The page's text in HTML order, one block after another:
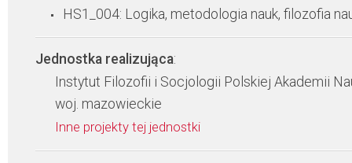
HS1_004: Logika, metodologia nauk, filozofia
Jednostka realizująca:
Instytut Filozofii i Socjologii Polskiej Akademii
woj. mazowieckie
Inne projekty tej jednostki